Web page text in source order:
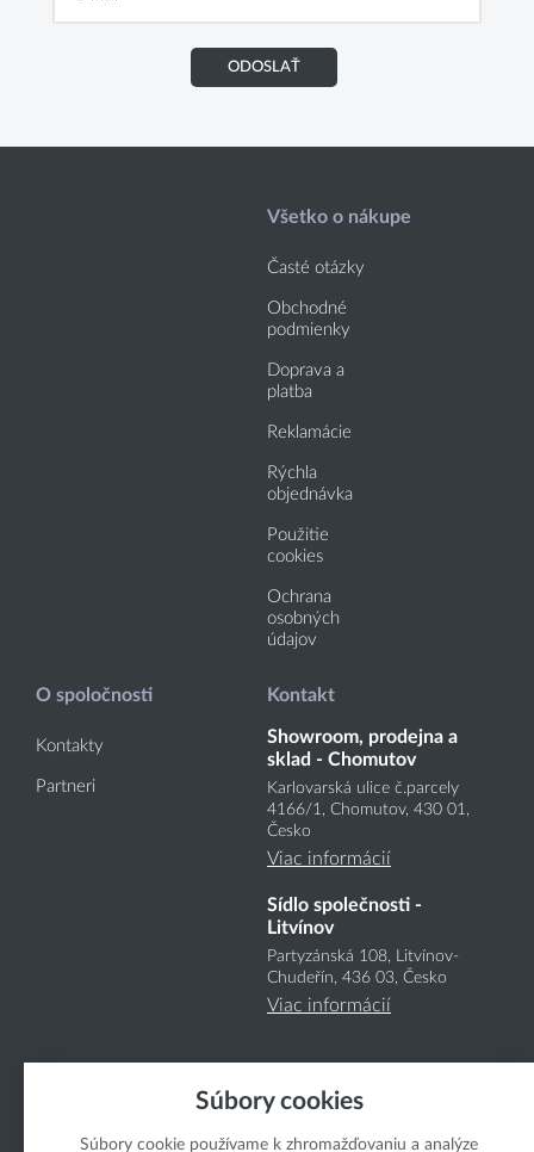
ODOSLAŤ
Všetko o nákupe
Časté otázky
Obchodné
podmienky
Doprava a
platba
Reklamácie
Rýchla
objednávka
Použitie
cookies
Ochrana
osobných
údajov
O spoločnosti
Kontakty
Partneri
Kontakt
Showroom, prodejna a
sklad - Chomutov
Karlovarská ulice č.parcely
4166/1, Chomutov, 430 01,
Česko
Viac informácií
Sídlo společnosti -
Litvínov
Partyzánská 108, Litvínov-
Chudeřín, 436 03, Česko
Viac informácií
Súbory cookies
Súbory cookie používame k zhromažďovaniu a analýze